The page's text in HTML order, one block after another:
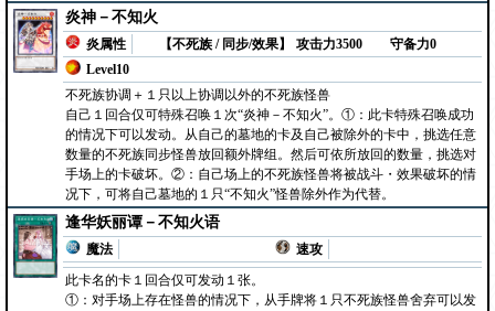
炎神－不知火
炎属性
【不死族 / 同步/效果】
Level10
攻击力3500 守备力0
不死族协调＋１只以上协调以外的不死族怪兽
自己１回合仅可特殊召唤１次“炎神－不知火”。①：此卡特殊召唤成功
的情况下可以发动。从自己的墓地的卡及自己被除外的卡中，挑选任意
数量的不死族同步怪兽放回额外牌组。然后可依所放回的数量，挑选对
手场上的卡破坏。②：自己场上的不死族怪兽将被战斗・效果破坏的情
况下，可将自己墓地的１只“不知火”怪兽除外作为代替。
逢华妖丽谭－不知火语
魔法
速攻
此卡名的卡１回合仅可发动１张。
①：对手场上存在怪兽的情况下，从手牌将１只不死族怪兽舍弃可以发